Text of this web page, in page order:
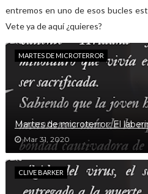
entremos en uno de esos bucles
Vete ya de aquí ¿quieres?
MARTES DE MICROTERROR
Martes de microterror: El
Mar 31, 2020
CLIVE BARKER